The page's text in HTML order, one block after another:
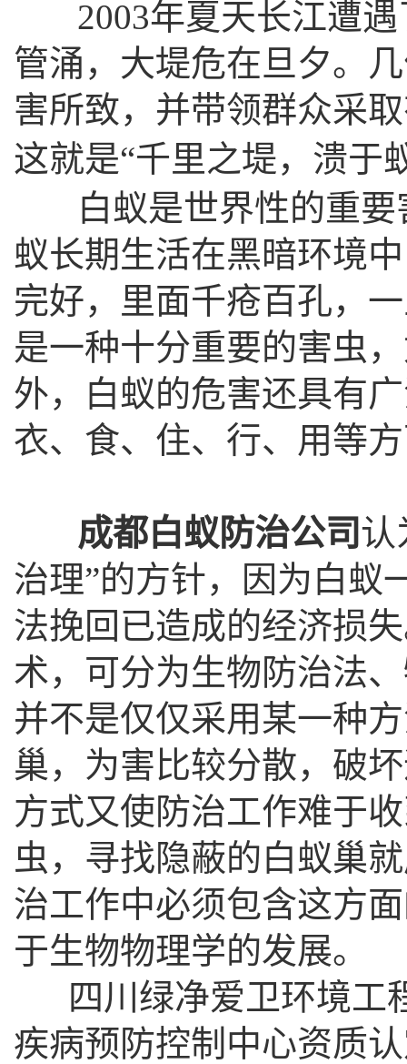
2003年夏天长江遭遇
管涌，大堤危在旦夕。
害所致，并带领群众采
这就是“千里之堤，溃于
白蚁是世界性的重要
蚁长期生活在黑暗环境
完好，里面千疮百孔，
是一种十分重要的害虫
外，白蚁的危害还具有
衣、食、住、行、用等
成都白蚁防治公司认
治理”的方针，因为白蚁
法挽回已造成的经济损
术，可分为生物防治法
并不是仅仅采用某一种
巢，为害比较分散，破
方式又使防治工作难于
虫，寻找隐蔽的白蚁巢
治工作中必须包含这方
于生物物理学的发展。
四川绿净爱卫环境工
疾病预防控制中心资质